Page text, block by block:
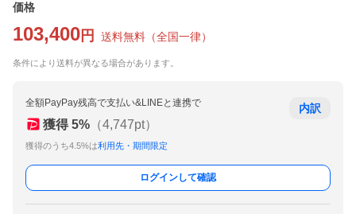
価格
103,400 円 送料無料 （全国一律）
条件により送料が異なる場合があります。
全額PayPay残高で支払い&LINEと連携で
獲得 5% （4,747pt）
獲得のうち4.5%は利用先・期間限定
内訳
ログインして確認